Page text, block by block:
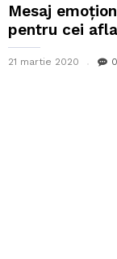
Mesaj
pentru cei
21 martie 2020 0